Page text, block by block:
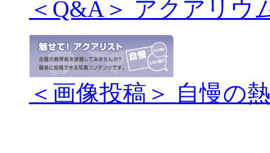
＜Q&A＞ アクアリウ
＜画像投稿＞ 自慢の